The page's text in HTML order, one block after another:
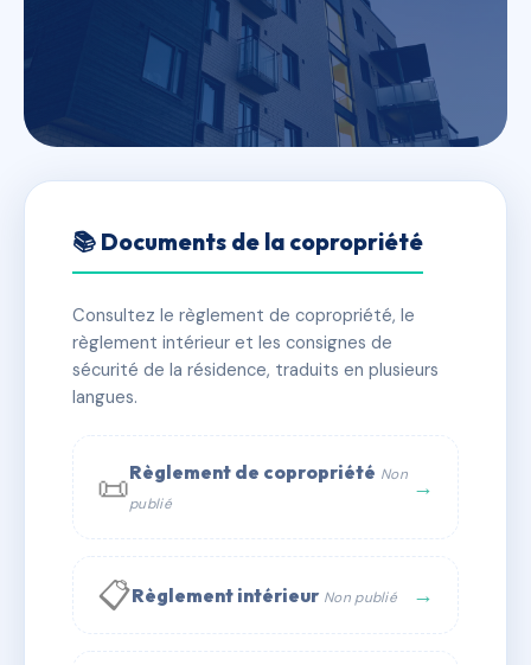
CARRE LOUIS
✓ Immatriculée 🏠 30 lots 🏗 1 bâtiment(s)
📞 Contacter Syndic Digital
📚 Documents de la copropriété
Consultez le règlement de copropriété, le
règlement intérieur et les consignes de
sécurité de la résidence, traduits en plusieurs
langues.
📜Règlement de copropriété Non
publié
→
📋Règlement intérieur Non publié →